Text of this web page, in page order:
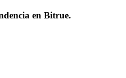
en Bitrue.